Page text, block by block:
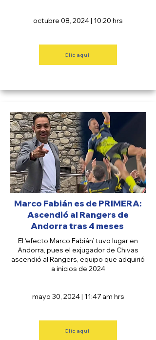
octubre 08, 2024 | 10:20 hrs
Clic aquí
Marco Fabián es de PRIMERA:
Ascendió al Rangers de
Andorra tras 4 meses
El ‘efecto Marco Fabián’ tuvo lugar en
Andorra, pues el exjugador de Chivas
ascendió al Rangers, equipo que adquirió
a inicios de 2024
mayo 30, 2024 | 11:47 am hrs
Clic aquí